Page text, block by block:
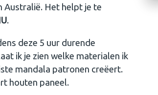
Australië. Het helpt je te
.
deze 5 uur durende
ik je zien welke materialen ik
mandala patronen creëert.
houten paneel.